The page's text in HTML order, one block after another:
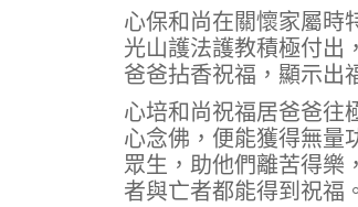
心保和尚在關懷家屬時
光山護法護教積極付出
爸爸拈香祝福，顯示出
心培和尚祝福居爸爸往
心念佛，便能獲得無量
眾生，助他們離苦得樂
者與亡者都能得到祝福。